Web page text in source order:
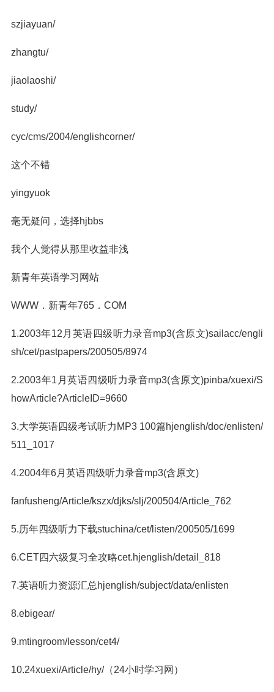
szjiayuan/
zhangtu/
jiaolaoshi/
study/
cyc/cms/2004/englishcorner/
这个不错
yingyuok
毫无疑问，选择hjbbs
我个人觉得从那里收益非浅
新青年英语学习网站
WWW．新青年765．COM
1.2003年12月英语四级听力录音mp3(含原文)sailacc/engli
sh/cet/pastpapers/200505/8974
2.2003年1月英语四级听力录音mp3(含原文)pinba/xuexi/S
howArticle?ArticleID=9660
3.大学英语四级考试听力MP3 100篇hjenglish/doc/enlisten/
511_1017
4.2004年6月英语四级听力录音mp3(含原文)
fanfusheng/Article/kszx/djks/slj/200504/Article_762
5.历年四级听力下载stuchina/cet/listen/200505/1699
6.CET四六级复习全攻略cet.hjenglish/detail_818
7.英语听力资源汇总hjenglish/subject/data/enlisten
8.ebigear/
9.mtingroom/lesson/cet4/
10.24xuexi/Article/hy/（24小时学习网）